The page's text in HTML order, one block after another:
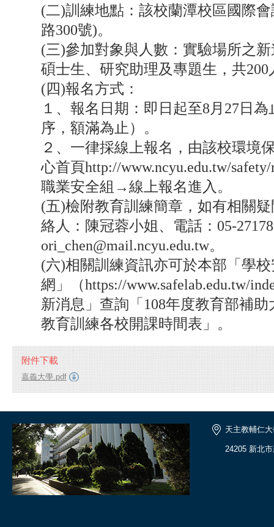
(二)訓練地點：該校蘭潭校區國際
路300號)。
(三)參加對象與人數：實驗場所之
碩士生、研究助理及專題生，共200
(四)報名方式：
１、報名日期：即日起至8月27日
序，額滿為止）。
２、一律採線上報名，由該校環境
心首頁http://www.ncyu.edu.tw/
職業安全組→線上報名進入。
(五)檢附教育訓練簡章，如有相關
絡人：陳冠蓉小姐、電話：05-
ori_chen@mail.ncyu.edu.tw。
(六)相關訓練資訊亦可於本部「學
網」（https://www.safelab.edu.tw/
新消息」查詢「108年度教育部補
教育訓練各校開課時間表」。
附件下載
嘉義大學.pdf
天主教輔仁
24205 新北